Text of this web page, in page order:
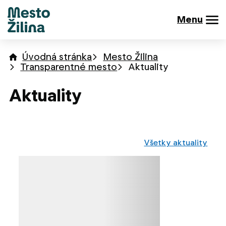
Menu
Úvodná stránka
Mesto Žilina
Transparentné mesto
Aktuality
Aktuality
Všetky aktuality